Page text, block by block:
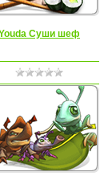
Суши шеф